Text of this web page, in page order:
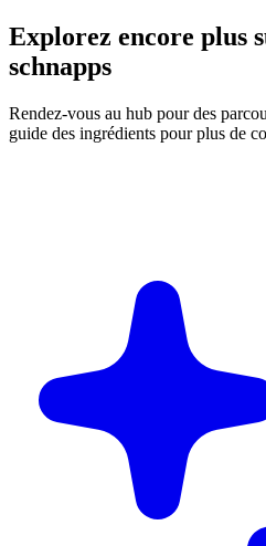
Explorez encore plus
schnapps
Rendez-vous au hub pour des
guide des ingrédients pour plus de